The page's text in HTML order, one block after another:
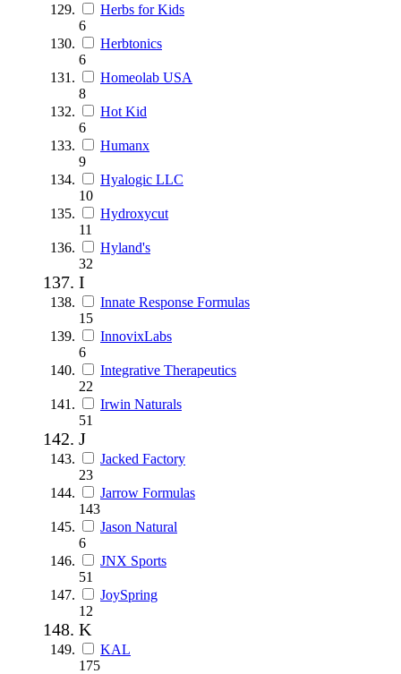
Herbs for Kids
6
Herbtonics
6
Homeolab USA
8
Hot Kid
6
Humanx
9
Hyalogic LLC
10
Hydroxycut
11
Hyland's
32
I
Innate Response Formulas
15
InnovixLabs
6
Integrative Therapeutics
22
Irwin Naturals
51
J
Jacked Factory
23
Jarrow Formulas
143
Jason Natural
6
JNX Sports
51
JoySpring
12
K
KAL
175